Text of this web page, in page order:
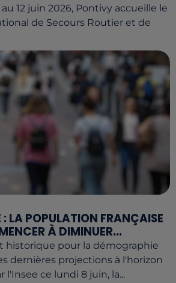
12 juin 2026, Pontivy accueille le
de Secours Routier et de
LA POPULATION FRANÇAISE
À DIMINUER...
historique pour la démographie
dernières projections à l'horizon
l'Insee ce lundi 8 juin, la...